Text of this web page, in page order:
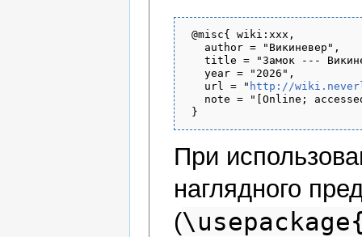
@misc{ wiki:xxx,
   author = "Викиневер",
title = "Замок ---
   year = "2026",
   url = "
http://
note = "[Online;
При
наглядного
(